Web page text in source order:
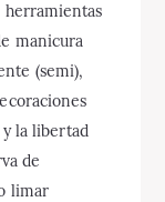
herramientas
manicura
(semi),
y la libertad
de
limar